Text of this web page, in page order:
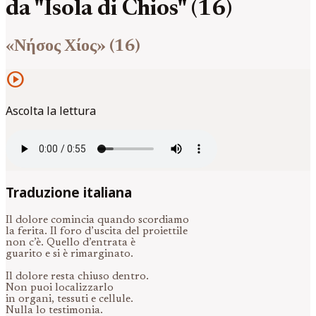
da "Isola di Chios" (16)
«Νήσος Χίος» (16)
play_circle
Ascolta la lettura
Traduzione italiana
Il dolore comincia quando scordiamo
la ferita. Il foro d’uscita del proiettile
non c’è. Quello d’entrata è
guarito e si è rimarginato.
Il dolore resta chiuso dentro.
Non puoi localizzarlo
in organi, tessuti e cellule.
Nulla lo testimonia.